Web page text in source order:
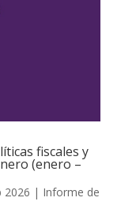
fiscales y
(enero –
2026 | Informe de